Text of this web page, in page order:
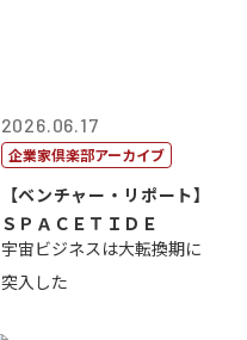
2026.06.17
企業家倶楽部アーカイブ
【ベンチャー・リポート】
ＳＰＡＣＥＴＩＤＥ
宇宙ビジネスは大転換期に
突入した